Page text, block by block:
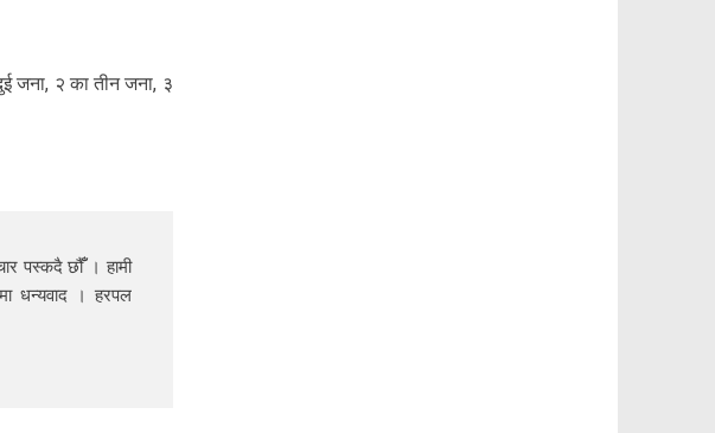
जना, २ का तीन जना, ३
पस्कदै छौँँ । हामी
धन्यवाद । हरपल